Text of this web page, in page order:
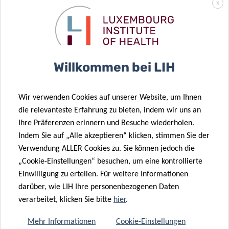
kicks off
29 Jan. 2020
cancer in
Legs Kanning
Prize 2019
Leukaemia
research
a donation
Plooschter
Projet
20 Jan. 2020
FNR CORE
scheme funds
three research
06 Jan. 2020
Understanding
X
Willkommen bei LIH
Wir verwenden Cookies auf unserer Website, um Ihnen
die relevanteste Erfahrung zu bieten, indem wir uns an
Ihre Präferenzen erinnern und Besuche wiederholen.
Indem Sie auf „Alle akzeptieren“ klicken, stimmen Sie der
Verwendung ALLER Cookies zu. Sie können jedoch die
„Cookie-Einstellungen“ besuchen, um eine kontrollierte
Einwilligung zu erteilen. Für weitere Informationen
darüber, wie LIH Ihre personenbezogenen Daten
verarbeitet, klicken Sie bitte hier.
Mehr Informationen Cookie-Einstellungen